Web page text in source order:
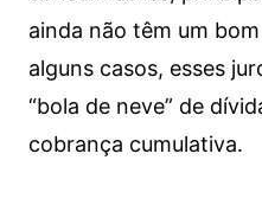
ainda não têm um
alguns casos, esses
“bola de neve” de
cobrança cumulativa.